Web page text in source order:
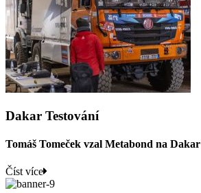
Dakar Testování
Tomáš Tomeček vzal Metabond na Dakar
Číst více